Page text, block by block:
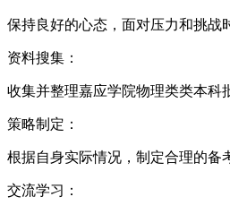
保持良好的心态，面对压力和挑战
资料搜集：
收集并整理嘉应学院物理类类本科
策略制定：
根据自身实际情况，制定合理的备
交流学习：